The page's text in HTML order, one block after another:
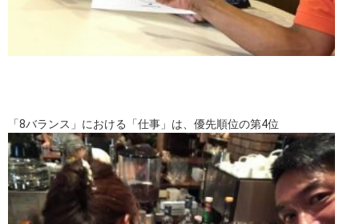
「8バランス」における「仕事」は、優先順位の第4位